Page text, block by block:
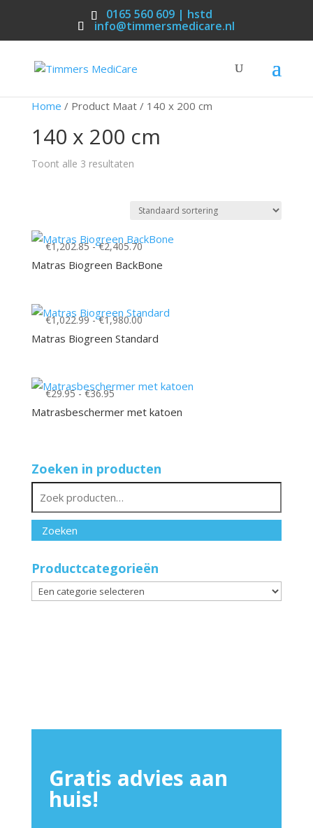
0165 560 609 | hstd
info@timmersmedicare.nl
Home / Product Maat / 140 x 200 cm
140 x 200 cm
Toont alle 3 resultaten
Matras Biogreen BackBone
€1,202.85 - €2,405.70Prijsklasse:
€1,202.85
Matras Biogreen Standard
€1,022.99 - €1,980.00Prijsklasse:
€1,022.99
Matrasbeschermer met katoen
€29.95 - €36.95Prijsklasse:
€29.95
Zoeken in producten
naar:
Zoeken
Productcategorieën
Gratis advies aan
huis!